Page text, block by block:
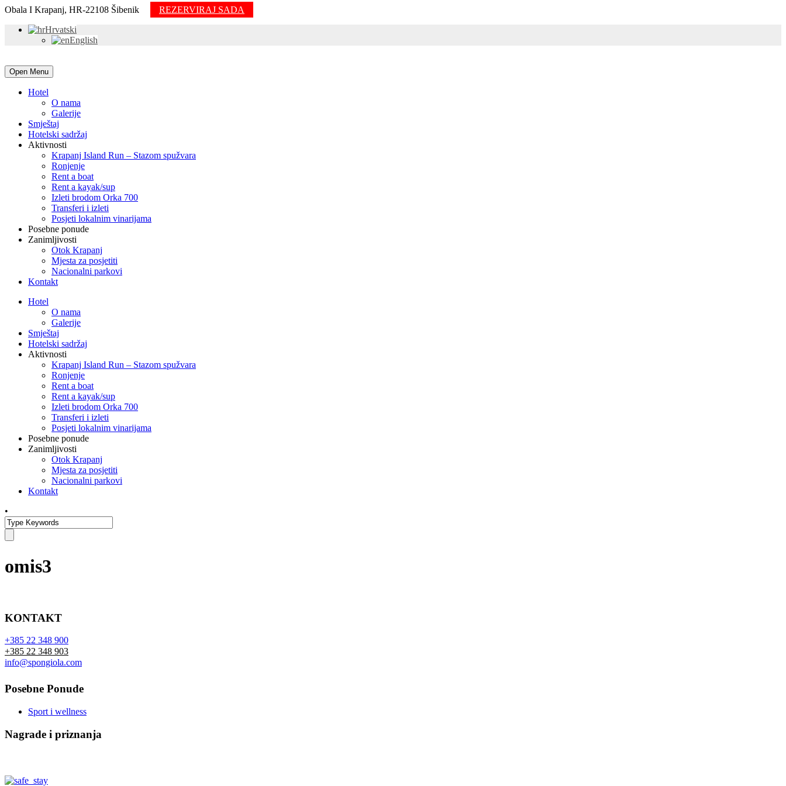
Obala I Krapanj, HR-22108 Šibenik
REZERVIRAJ SADA
Hrvatski
English
Open Menu
Hotel
O nama
Galerije
Smještaj
Hotelski sadržaj
Aktivnosti
Krapanj Island Run – Stazom spužvara
Ronjenje
Rent a boat
Rent a kayak/sup
Izleti brodom Orka 700
Transferi i izleti
Posjeti lokalnim vinarijama
Posebne ponude
Zanimljivosti
Otok Krapanj
Mjesta za posjetiti
Nacionalni parkovi
Kontakt
Hotel
O nama
Galerije
Smještaj
Hotelski sadržaj
Aktivnosti
Krapanj Island Run – Stazom spužvara
Ronjenje
Rent a boat
Rent a kayak/sup
Izleti brodom Orka 700
Transferi i izleti
Posjeti lokalnim vinarijama
Posebne ponude
Zanimljivosti
Otok Krapanj
Mjesta za posjetiti
Nacionalni parkovi
Kontakt
•
omis3
KONTAKT
+385 22 348 900
+385 22 348 903
info@spongiola.com
Posebne Ponude
Sport i wellness
Nagrade i priznanja